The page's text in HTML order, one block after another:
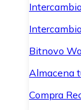
Bitnovo
Almacena
Compra